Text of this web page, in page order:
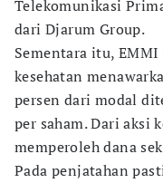
Telekomunikasi
dari Djarum Group.
Sementara itu,
kesehatan
persen dari modal
per saham. Dari aksi
memperoleh dana
Pada penjatahan